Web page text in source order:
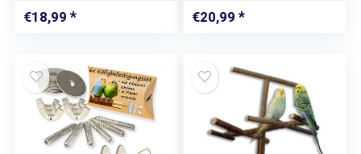
Käfig Montage
€18,99
Vogelspielzeug für
Wellensittich
€20,99